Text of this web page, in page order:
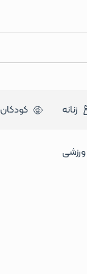
زنانه کودکان